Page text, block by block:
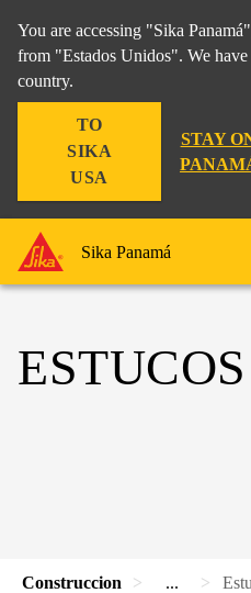
You are accessing "Sika
from "Estados Unidos". We
country.
TO
SIKA
USA
STAY
Sika Panamá
ESTUCOS
Construccion ...